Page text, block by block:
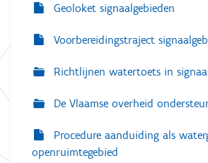
Geoloket signaalgebieden
Voorbereidingstraject
Richtlijnen watertoets in
De Vlaamse overheid
Procedure aanduiding als
openruimtegebied